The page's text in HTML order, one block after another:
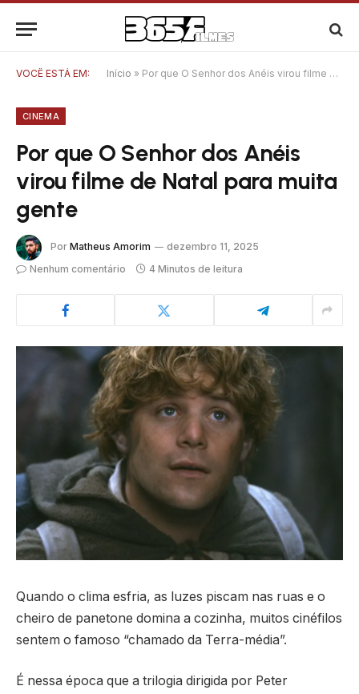
VOCÊ ESTÁ EM: Início » Por que O Senhor dos Anéis virou filme de Natal para muita gente
CINEMA
Por que O Senhor dos Anéis
virou filme de Natal para muita
gente
Por Matheus Amorim
dezembro 11, 2025
Nenhum comentário
4 Minutos de leitura
Quando o clima esfria, as luzes piscam nas ruas e o
cheiro de panetone domina a cozinha, muitos cinéfilos
sentem o famoso “chamado da Terra-média”.
É nessa época que a trilogia dirigida por Peter